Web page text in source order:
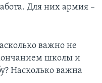
Для них армия –
важно не
школы и
Насколько важна